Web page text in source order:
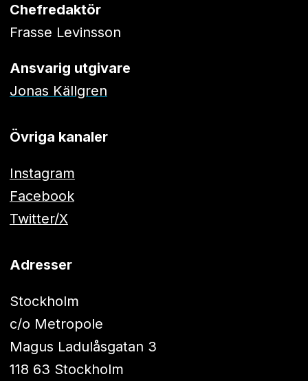
Chefredaktör
Frasse Levinsson
Ansvarig utgivare
Jonas Källgren
Övriga kanaler
Instagram
Facebook
Twitter/X
Adresser
Stockholm
c/o Metropole
Magus Ladulåsgatan 3
118 63 Stockholm